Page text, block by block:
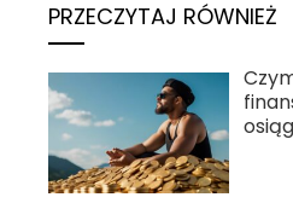
PRZECZYTAJ RÓWNIEŻ